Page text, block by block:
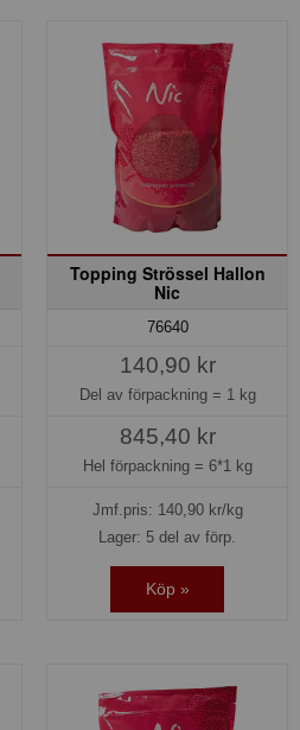
Topping Strössel Hallon
Nic
76640
140,90 kr
Del av förpackning = 1 kg
845,40 kr
Hel förpackning = 6*1 kg
Jmf.pris: 140,90kr/kg
Lager: 5 del av förp.
Köp »